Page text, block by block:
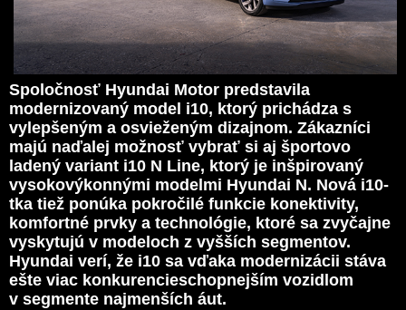
Spoločnosť Hyundai Motor predstavila
modernizovaný model i10, ktorý prichádza s
vylepšeným a osvieženým dizajnom. Zákazníci
majú naďalej možnosť vybrať si aj športovo
ladený variant i10 N Line, ktorý je inšpirovaný
vysokovýkonnými modelmi Hyundai N. Nová i10-
tka tiež ponúka pokročilé funkcie konektivity,
komfortné prvky a technológie, ktoré sa zvyčajne
vyskytujú v modeloch z vyšších segmentov.
Hyundai verí, že i10 sa vďaka modernizácii stáva
ešte viac konkurencieschopnejším vozidlom
v segmente najmenších áut.